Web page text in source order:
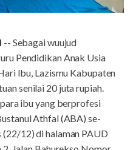
-- Sebagai wuujud
Pendidikan Anak Usia
Ibu, Lazismu Kabupaten
senilai 20 juta rupiah.
ibu yang berprofesi
Athfal (ABA) se-
12) di halaman PAUD